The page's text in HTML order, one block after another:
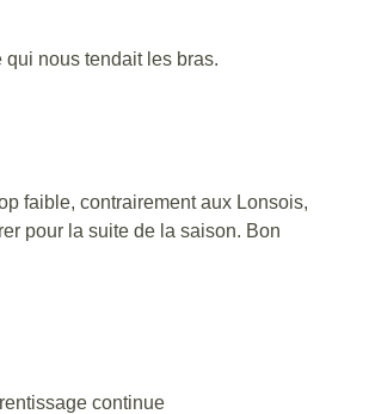
nous tendait les bras.
faible, contrairement aux Lonsois,
pour la suite de la saison. Bon
continue